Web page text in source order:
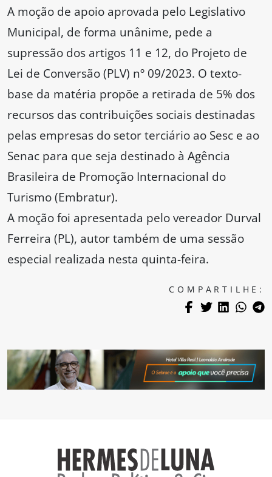
A moção de apoio aprovada pelo Legislativo
Municipal, de forma unânime, pede a
supressão dos artigos 11 e 12, do Projeto de
Lei de Conversão (PLV) nº 09/2023. O texto-
base da matéria propõe a retirada de 5% dos
recursos das contribuições sociais destinadas
pelas empresas do setor terciário ao Sesc e ao
Senac para que seja destinado à Agência
Brasileira de Promoção Internacional do
Turismo (Embratur).
A moção foi apresentada pelo vereador Durval
Ferreira (PL), autor também de uma sessão
especial realizada nesta quinta-feira.
COMPARTILHE: